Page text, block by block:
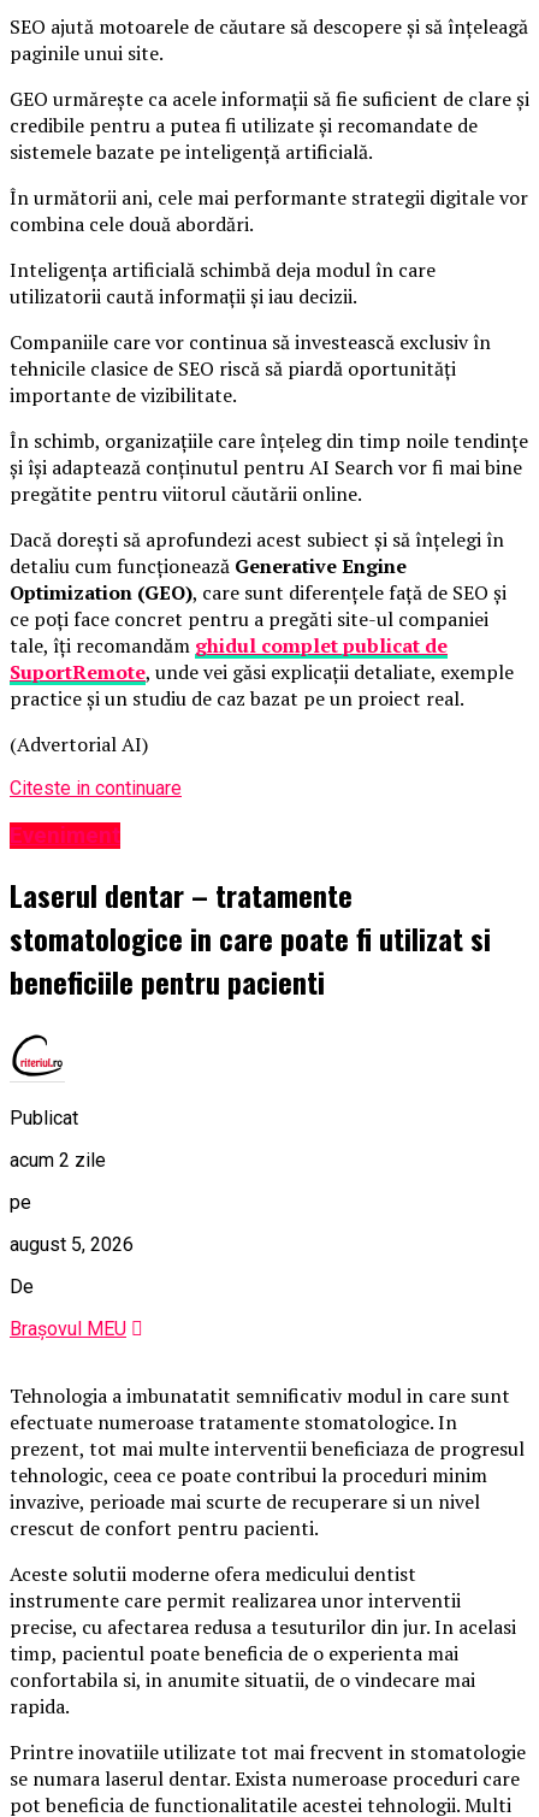
SEO ajută motoarele de căutare să descopere și să înțeleagă
paginile unui site.
GEO urmărește ca acele informații să fie suficient de clare și
credibile pentru a putea fi utilizate și recomandate de
sistemele bazate pe inteligență artificială.
În următorii ani, cele mai performante strategii digitale vor
combina cele două abordări.
Inteligența artificială schimbă deja modul în care
utilizatorii caută informații și iau decizii.
Companiile care vor continua să investească exclusiv în
tehnicile clasice de SEO riscă să piardă oportunități
importante de vizibilitate.
În schimb, organizațiile care înțeleg din timp noile tendințe
și își adaptează conținutul pentru AI Search vor fi mai bine
pregătite pentru viitorul căutării online.
Dacă dorești să aprofundezi acest subiect și să înțelegi în
detaliu cum funcționează Generative Engine
Optimization (GEO), care sunt diferențele față de SEO și
ce poți face concret pentru a pregăti site-ul companiei
tale, îți recomandăm ghidul complet publicat de
SuportRemote, unde vei găsi explicații detaliate, exemple
practice și un studiu de caz bazat pe un proiect real.
(Advertorial AI)
Citeste in continuare
Eveniment
Laserul dentar – tratamente
stomatologice in care poate fi utilizat si
beneficiile pentru pacienti
Publicat
acum 2 zile
pe
august 5, 2026
De
Brașovul MEU
Tehnologia a imbunatatit semnificativ modul in care sunt
efectuate numeroase tratamente stomatologice. In
prezent, tot mai multe interventii beneficiaza de progresul
tehnologic, ceea ce poate contribui la proceduri minim
invazive, perioade mai scurte de recuperare si un nivel
crescut de confort pentru pacienti.
Aceste solutii moderne ofera medicului dentist
instrumente care permit realizarea unor interventii
precise, cu afectarea redusa a tesuturilor din jur. In acelasi
timp, pacientul poate beneficia de o experienta mai
confortabila si, in anumite situatii, de o vindecare mai
rapida.
Printre inovatiile utilizate tot mai frecvent in stomatologie
se numara laserul dentar. Exista numeroase proceduri care
pot beneficia de functionalitatile acestei tehnologii. Multi